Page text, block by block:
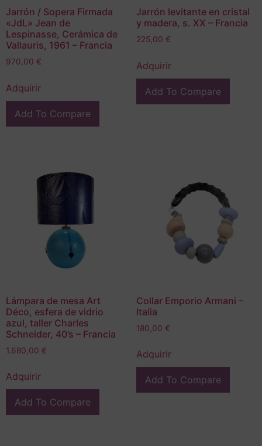
Jarrón / Sopera Firmada
«JdL» Jean de
Lespinasse, Cerámica de
Vallauris, 1961 – Francia
970,00 €
Adquirir
Add To Compare
Jarrón levitante en cristal
y madera, s. XX – Francia
225,00 €
Adquirir
Add To Compare
Lámpara de mesa Art
Déco, esfera de vidrio
azul, taller Charles
Schneider, 40’s – Francia
1.680,00 €
Adquirir
Add To Compare
Collar Emporio Armani –
Italia
180,00 €
Adquirir
Add To Compare